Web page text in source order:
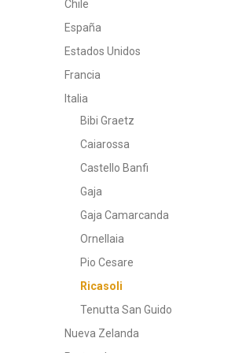
Chile
España
Estados Unidos
Francia
Italia
Bibi Graetz
Caiarossa
Castello Banfi
Gaja
Gaja Camarcanda
Ornellaia
Pio Cesare
Ricasoli
Tenutta San Guido
Nueva Zelanda